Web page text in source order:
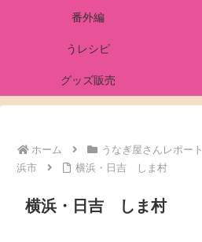
番外編
うレシピ
グッズ販売
ホーム うなぎ屋さんレポート
浜市
横浜・日吉 しま村
横浜・日吉 しま村